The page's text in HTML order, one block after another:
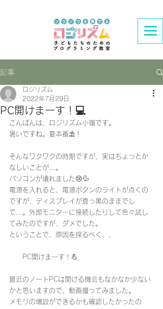
記事
PC開けまーす！💻
ロジリズム
2022年7月29日
こんばんは、ロジリズム小嶺です。
暑いですね。夏本番⛱！
そんなワクワクの時期ですが、実はちょっとか
なしいことが…。
パソコンが壊れました😢💦
電源を入れると、電源ボタンのライトが点くの
ですが、ディスプレイが真っ黒のままでし
て…。外部モニターに接続したりして色々試し
てみたのですが、ダメでした。
ということで、原因を探るべく、、
PC開けまーす！💪
最近のノートPCは開ける機会もなかなか少ない
かと思いますので、動画撮ってみました。
メモリの増設ができるかも確認したかったの